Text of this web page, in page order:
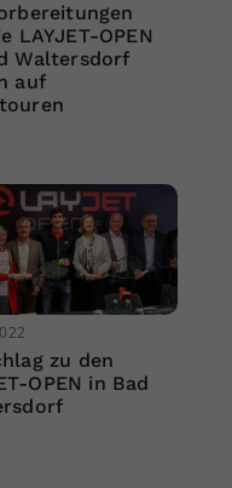
LAYJET-OPEN
Waltersdorf
auf
zu den
OPEN in Bad